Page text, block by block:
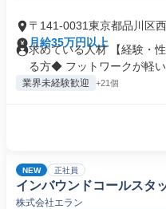
〒141-0031東京都品川区
月給35万円以上
求めている人材 【経験・
る方◆ フットワークが軽い
業界未経験歓迎 +21個
NEW 正社員
インバウンドコールスタ
株式会社エラン